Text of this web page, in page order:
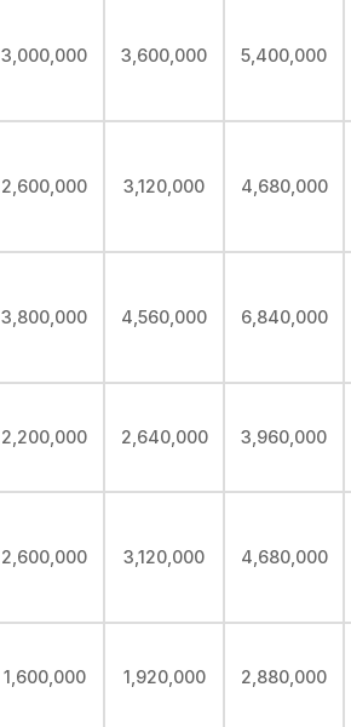
3,000,000 3,600,000 5,400,000
2,600,000 3,120,000 4,680,000
3,800,000 4,560,000 6,840,000
2,200,000 2,640,000 3,960,000
2,600,000 3,120,000 4,680,000
1,600,000 1,920,000 2,880,000